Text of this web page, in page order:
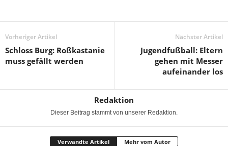
Vorheriger Artikel
Schloss Burg: Roßkastanie
muss gefällt werden
Nächster Artikel
Jugendfußball: Eltern
gehen mit Messer
aufeinander los
Redaktion
Dieser Beitrag stammt von unserer Redaktion.
Verwandte Artikel Mehr vom Autor